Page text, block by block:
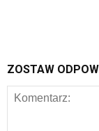
ZOSTAW